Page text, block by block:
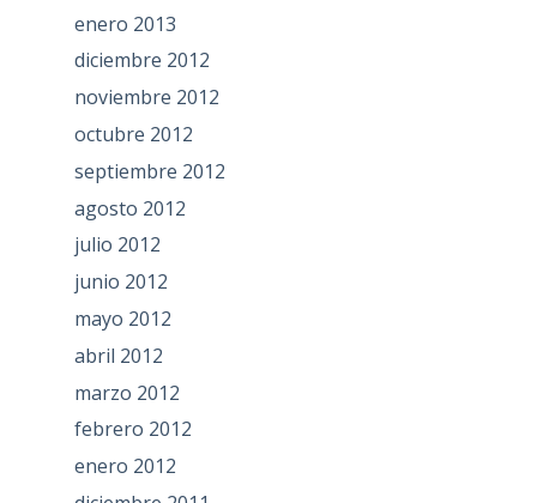
enero 2013
diciembre 2012
noviembre 2012
octubre 2012
septiembre 2012
agosto 2012
julio 2012
junio 2012
mayo 2012
abril 2012
marzo 2012
febrero 2012
enero 2012